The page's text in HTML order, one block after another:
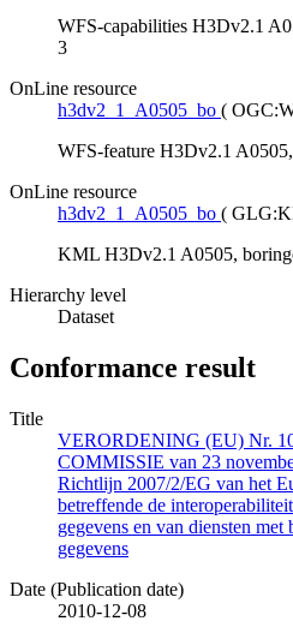
WFS-capabilities H3Dv2.1
3
OnLine resource
h3dv2_1_A0505_bo (
WFS-feature H3Dv2.1
OnLine resource
h3dv2_1_A0505_bo (
KML H3Dv2.1 A0505,
Hierarchy level
Dataset
Conformance result
Title
VERORDENING (EU) Nr.
COMMISSIE van 23
Richtlijn 2007/2/EG van het
betreffende de
gegevens en van diensten
gegevens
Date (Publication date)
2010-12-08